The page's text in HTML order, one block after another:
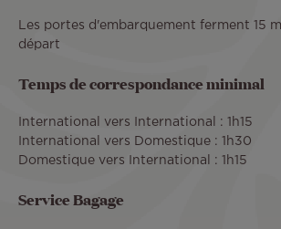
Les portes d'embarquement ferment 15
départ
Temps de correspondance minimal
International vers International : 1h15
International vers Domestique : 1h30
Domestique vers International : 1h15
Service Bagage